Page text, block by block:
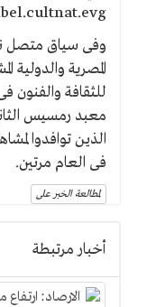
المصرية والدولية
للثقافة والفنون
معبد رمسيس
الذين توافدوا
فى العام مرتين.
لمطالعة الخبر على
أخبار مرتبطة